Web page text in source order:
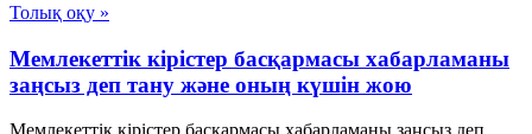
Толық оқу »
Мемлекеттік кірістер басқармасы хабарламаны
заңсыз деп тану және оның күшін жою